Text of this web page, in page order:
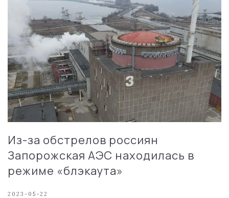
Из-за обстрелов россиян
Запорожская АЭС находилась в
режиме «блэкаута»
2023-05-22